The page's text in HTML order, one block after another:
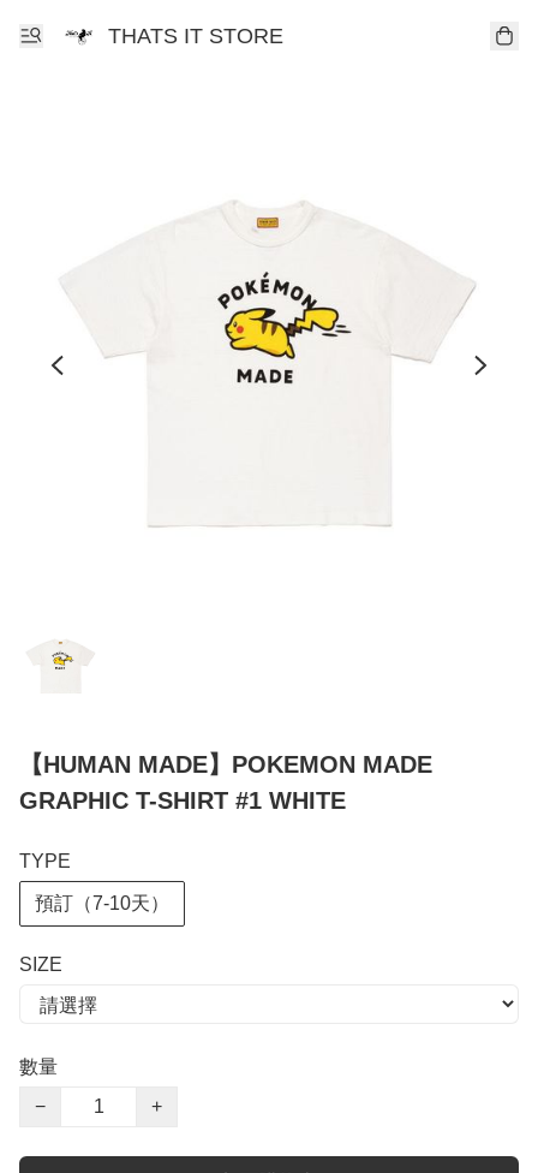
THATS IT STORE
【HUMAN MADE】POKEMON MADE
GRAPHIC T-SHIRT #1 WHITE
TYPE
預訂（7-10天）
SIZE
數量
−
+